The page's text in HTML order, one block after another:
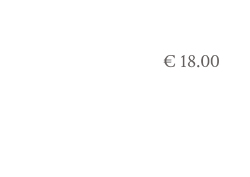
€ 18.00